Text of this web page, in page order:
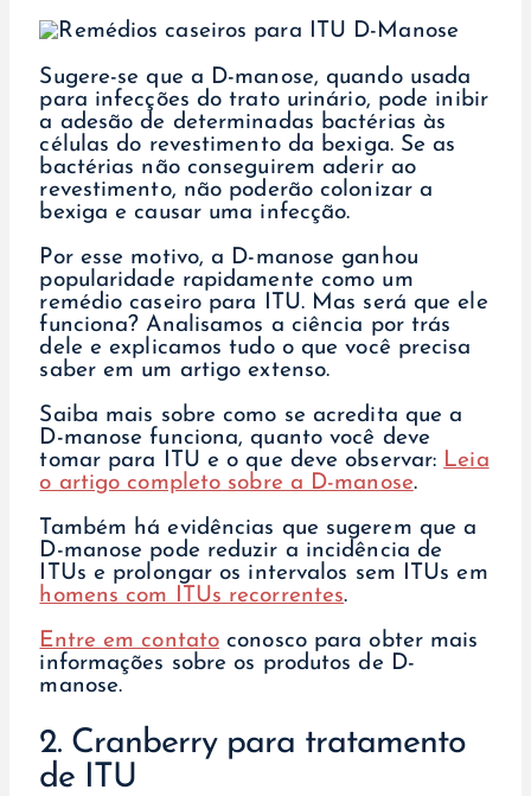
Sugere-se que a D-manose, quando usada
para infecções do trato urinário, pode inibir
a adesão de determinadas bactérias às
células do revestimento da bexiga. Se as
bactérias não conseguirem aderir ao
revestimento, não poderão colonizar a
bexiga e causar uma infecção.
Por esse motivo, a D-manose ganhou
popularidade rapidamente como um
remédio caseiro para ITU. Mas será que ele
funciona? Analisamos a ciência por trás
dele e explicamos tudo o que você precisa
saber em um artigo extenso.
Saiba mais sobre como se acredita que a
D-manose funciona, quanto você deve
tomar para ITU e o que deve observar: Leia
o artigo completo sobre a D-manose.
Também há evidências que sugerem que a
D-manose pode reduzir a incidência de
ITUs e prolongar os intervalos sem ITUs em
homens com ITUs recorrentes.
Entre em contato conosco para obter mais
informações sobre os produtos de D-
manose.
2. Cranberry para tratamento
de ITU